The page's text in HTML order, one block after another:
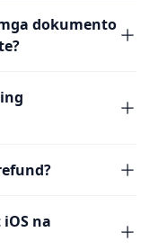
dokumento
na